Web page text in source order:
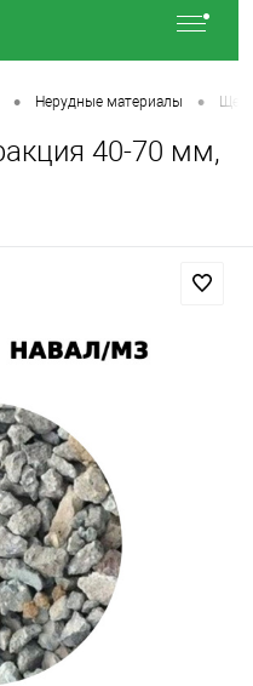
• Нерудные материалы •
40-70 мм,